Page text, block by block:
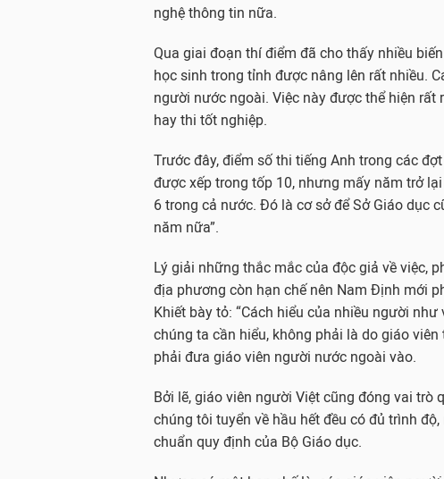
nghệ thông tin nữa.
Qua giai đoạn thí điểm đã cho thấy nhiều
học sinh trong tỉnh được nâng lên rất nhiều.
người nước ngoài. Việc này được thể hiện
hay thi tốt nghiệp.
Trước đây, điểm số thi tiếng Anh trong các
được xếp trong tốp 10, nhưng mấy năm trở
6 trong cả nước. Đó là cơ sở để Sở Giáo dục
năm nữa”.
Lý giải những thắc mắc của độc giả về việc,
địa phương còn hạn chế nên Nam Định mới
Khiết bày tỏ: “Cách hiểu của nhiều người
chúng ta cần hiểu, không phải là do giáo
phải đưa giáo viên người nước ngoài vào.
Bởi lẽ, giáo viên người Việt cũng đóng vai
chúng tôi tuyển về hầu hết đều có đủ trình
chuẩn quy định của Bộ Giáo dục.